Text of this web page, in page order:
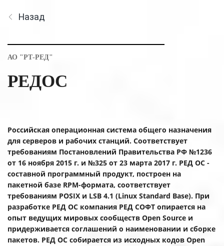
Назад
АО "РТ-РЕД"
РЕДОС
Российская операционная система общего назначения
для серверов и рабочих станций. Соответствует
требованиям Постановлений Правительства РФ №1236
от 16 ноября 2015 г. и №325 от 23 марта 2017 г. РЕД ОС -
составной программный продукт, построен на
пакетной базе RPM-формата, соответствует
требованиям POSIX и LSB 4.1 (Linux Standard Base). При
разработке РЕД ОС компания РЕД СОФТ опирается на
опыт ведущих мировых сообществ Open Source и
придерживается соглашений о наименовании и сборке
пакетов. РЕД ОС собирается из исходных кодов Open